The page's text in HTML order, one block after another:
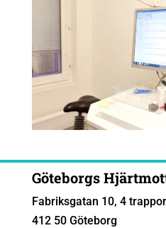
Göteborgs
Fabriksgatan 10, 4
412 50 Göteborg